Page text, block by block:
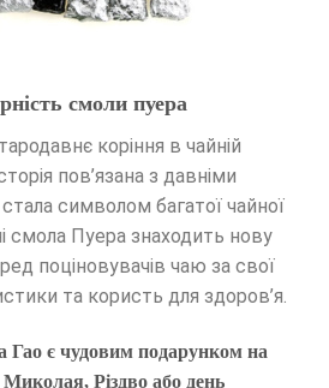
смоли пуера
коріння в чайній
пов’язана з давніми
символом багатої чайної
смола Пуера знаходить нову
поціновувачів чаю за свої
та користь для здоров’я.
є чудовим подарунком на
Різдво або день